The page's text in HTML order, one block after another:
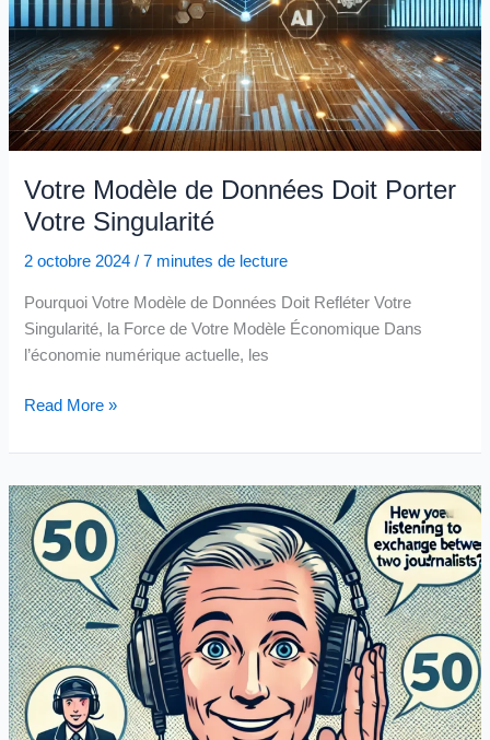
Votre Modèle de Données Doit Porter
Votre Singularité
2 octobre 2024/7 minutes de lecture
Pourquoi Votre Modèle de Données Doit Refléter Votre
Singularité, la Force de Votre Modèle Économique Dans
l’économie numérique actuelle, les
Votre
de
Données
Doit
Porter
Votre
Singularité
Read More »